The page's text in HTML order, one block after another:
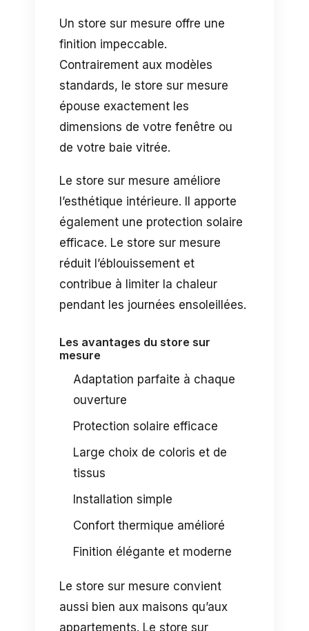
Un store sur mesure offre une
finition impeccable.
Contrairement aux modèles
standards, le store sur mesure
épouse exactement les
dimensions de votre fenêtre ou
de votre baie vitrée.
Le store sur mesure améliore
l’esthétique intérieure. Il apporte
également une protection solaire
efficace. Le store sur mesure
réduit l’éblouissement et
contribue à limiter la chaleur
pendant les journées ensoleillées.
Les avantages du store sur
mesure
Adaptation parfaite à chaque
ouverture
Protection solaire efficace
Large choix de coloris et de
tissus
Installation simple
Confort thermique amélioré
Finition élégante et moderne
Le store sur mesure convient
aussi bien aux maisons qu’aux
appartements. Le store sur